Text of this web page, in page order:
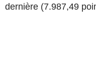
dernière (7.987,49